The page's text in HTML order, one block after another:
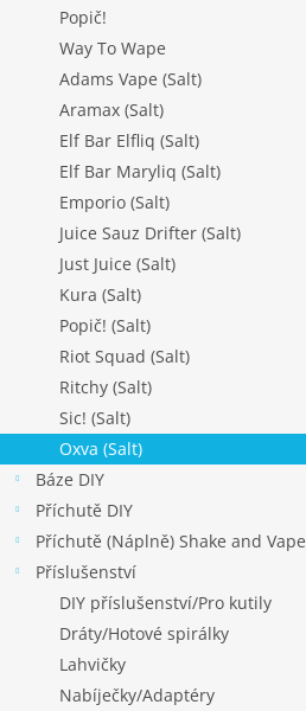
Popič!
Way To Wape
Adams Vape (Salt)
Aramax (Salt)
Elf Bar Elfliq (Salt)
Elf Bar Maryliq (Salt)
Emporio (Salt)
Juice Sauz Drifter (Salt)
Just Juice (Salt)
Kura (Salt)
Popič! (Salt)
Riot Squad (Salt)
Ritchy (Salt)
Sic! (Salt)
Oxva (Salt)
Báze DIY
Příchutě DIY
Příchutě (Náplně) Shake and Vape
Příslušenství
DIY příslušenství/Pro kutily
Dráty/Hotové spirálky
Lahvičky
Nabíječky/Adaptéry